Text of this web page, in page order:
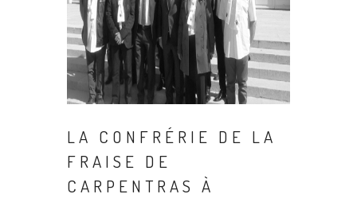
LA CONFRÉRIE DE LA
FRAISE DE
CARPENTRAS À